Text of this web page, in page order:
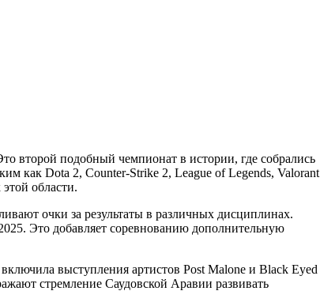
второй подобный чемпионат в истории, где собрались
как Dota 2, Counter-Strike 2, League of Legends, Valorant
области.
очки за результаты в различных дисциплинах.
Это добавляет соревнованию дополнительную
выступления артистов Post Malone и Black Eyed
стремление Саудовской Аравии развивать